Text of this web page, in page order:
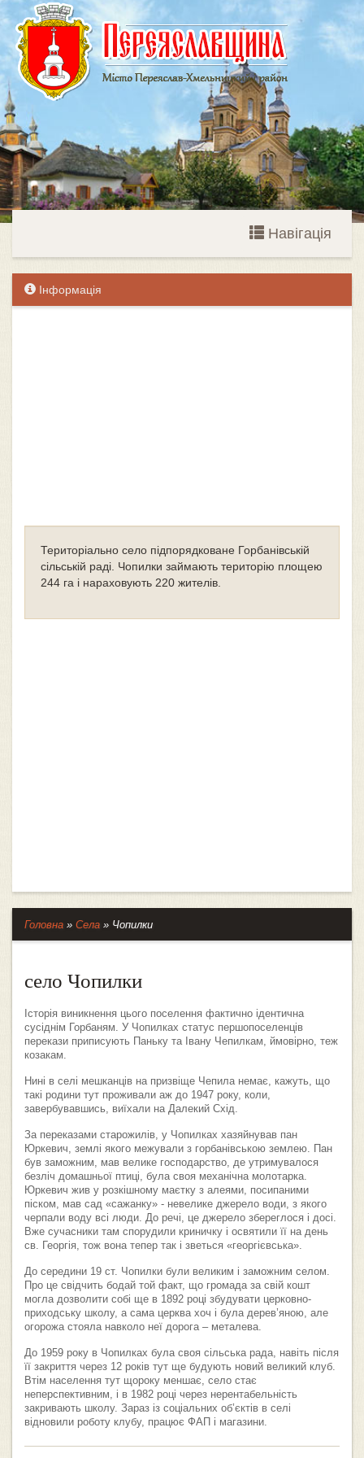
Навігація
Інформація
Територіально село підпорядковане Горбанівській
сільській раді. Чопилки займають територію площею
244 га і нараховують 220 жителів.
Головна » Села » Чопилки
село Чопилки
Історія виникнення цього поселення фактично ідентична
сусіднім Горбаням. У Чопилках статус першопоселенців
перекази приписують Паньку та Івану Чепилкам, ймовірно, теж
козакам.
Нині в селі мешканців на призвіще Чепила немає, кажуть, що
такі родини тут проживали аж до 1947 року, коли,
завербувавшись, виїхали на Далекий Схід.
За переказами старожилів, у Чопилках хазяйнував пан
Юркевич, землі якого межували з горбанівською землею. Пан
був заможним, мав велике господарство, де утримувалося
безліч домашньої птиці, була своя механічна молотарка.
Юркевич жив у розкішному маєтку з алеями, посипаними
піском, мав сад «сажанку» - невелике джерело води, з якого
черпали воду всі люди. До речі, це джерело збереглося і досі.
Вже сучасники там спорудили криничку і освятили її на день
св. Георгія, тож вона тепер так і зветься «георгієвська».
До середини 19 ст. Чопилки були великим і заможним селом.
Про це свідчить бодай той факт, що громада за свій кошт
могла дозволити собі ще в 1892 році збудувати церковно-
приходську школу, а сама церква хоч і була дерев’яною, але
огорожа стояла навколо неї дорога – металева.
До 1959 року в Чопилках була своя сільська рада, навіть після
її закриття через 12 років тут ще будують новий великий клуб.
Втім населення тут щороку меншає, село стає
неперспективним, і в 1982 році через нерентабельність
закривають школу. Зараз із соціальних об’єктів в селі
відновили роботу клубу, працює ФАП і магазини.